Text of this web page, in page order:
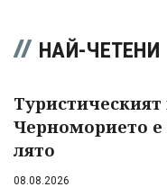
НАЙ-ЧЕТЕНИ
Черноморието е
лято
08.08.2026